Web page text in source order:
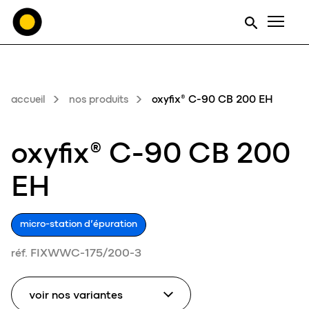
accueil nos produits oxyfix® C-90 CB 200 EH
oxyfix® C-90 CB 200
EH
micro-station d’épuration
réf. FIXWWC-175/200-3